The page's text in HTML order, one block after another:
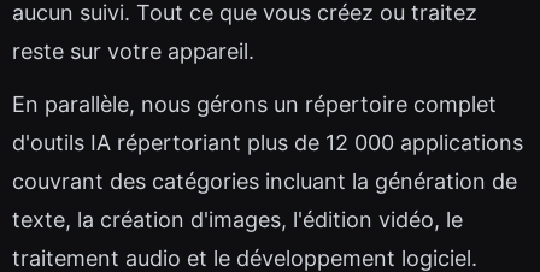
aucun suivi. Tout ce que vous créez ou traitez
reste sur votre appareil.
En parallèle, nous gérons un répertoire complet
d'outils IA répertoriant plus de 12 000 applications
couvrant des catégories incluant la génération de
texte, la création d'images, l'édition vidéo, le
traitement audio et le développement logiciel.